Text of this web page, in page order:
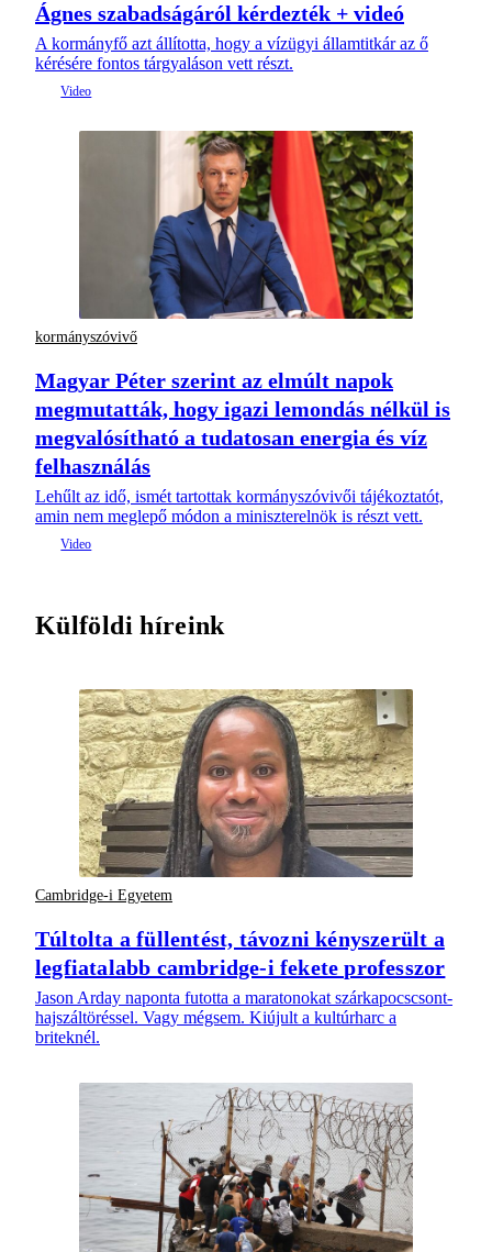
Ágnes szabadságáról kérdezték + videó
A kormányfő azt állította, hogy a vízügyi államtitkár az ő
kérésére fontos tárgyaláson vett részt.
kormányszóvivő
Magyar Péter szerint az elmúlt napok
megmutatták, hogy igazi lemondás nélkül is
megvalósítható a tudatosan energia és víz
felhasználás
Lehűlt az idő, ismét tartottak kormányszóvivői tájékoztatót,
amin nem meglepő módon a miniszterelnök is részt vett.
Külföldi híreink
Cambridge-i Egyetem
Túltolta a füllentést, távozni kényszerült a
legfiatalabb cambridge-i fekete professzor
Jason Arday naponta futotta a maratonokat szárkapocscsont-
hajszáltöréssel. Vagy mégsem. Kiújult a kultúrharc a
briteknél.